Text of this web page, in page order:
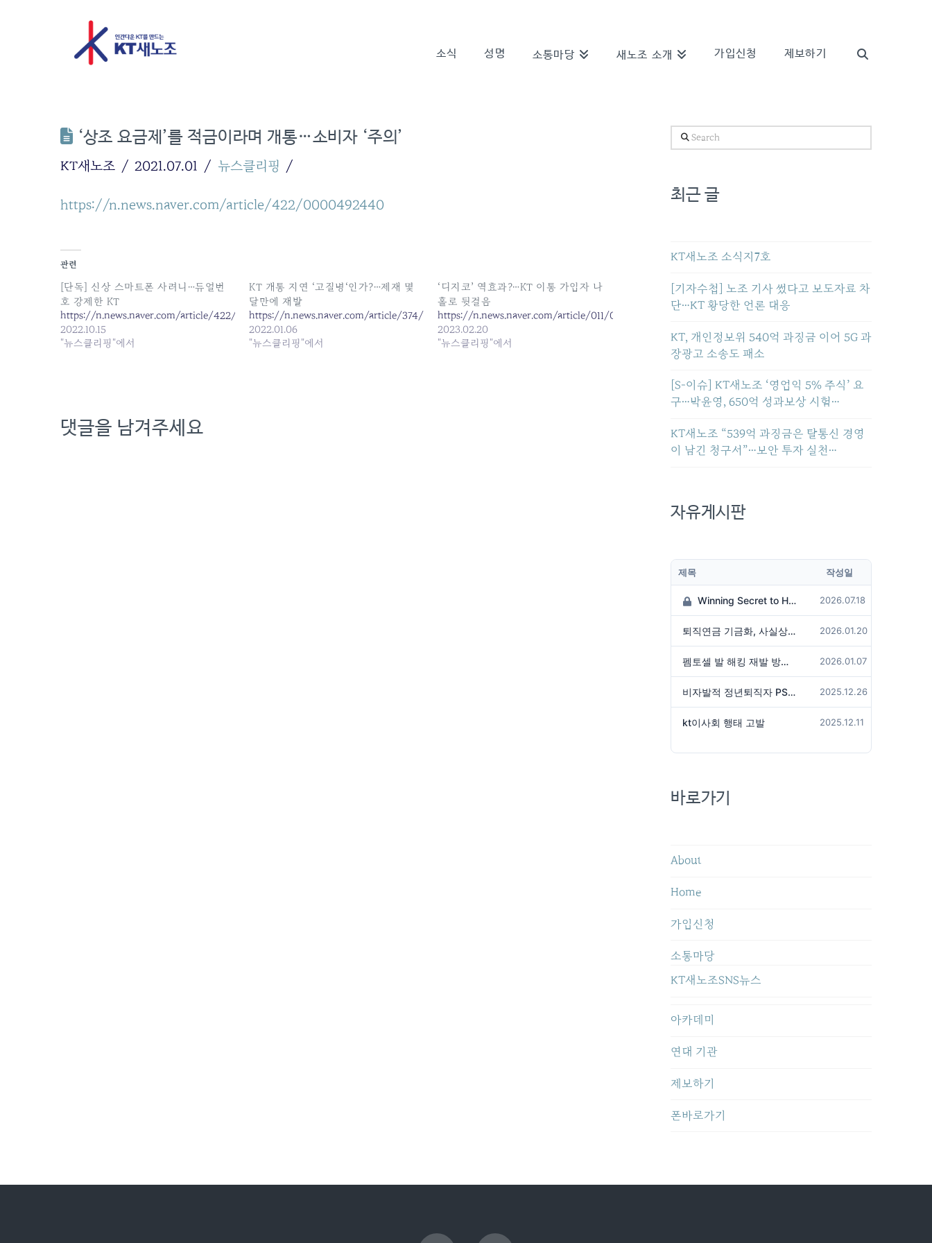
소식 성명 소통마당 새노조 소개 가입신청 제보하기
‘상조 요금제’를 적금이라며 개통…소비자 ‘주의’
KT새노조 2021.07.01 뉴스클리핑
https://n.news.naver.com/article/422/0000492440
관련
[단독] 신상 스마트폰 사려니…듀얼번
호 강제한 KT
https://n.news.naver.com/article/422/0000565203
2022.10.15
"뉴스클리핑"에서
KT 개통 지연 ‘고질병‘인가?…제재 몇
달만에 재발
https://n.news.naver.com/article/374/0000270617
2022.01.06
"뉴스클리핑"에서
‘디지코’ 역효과?…KT 이통 가입자 나
홀로 뒷걸음
https://n.news.naver.com/article/011/0004158167
2023.02.20
"뉴스클리핑"에서
댓글을 남겨주세요
Search
최근 글
KT새노조 소식지7호
[기자수첩] 노조 기사 썼다고 보도자료 차
단…KT 황당한 언론 대응
KT, 개인정보위 540억 과징금 이어 5G 과
장광고 소송도 패소
[S-이슈] KT새노조 ‘영업익 5% 주식’ 요
구…박윤영, 650억 성과보상 시험…
KT새노조 “539억 과징금은 탈통신 경영
이 남긴 청구서”…보안 투자 실천…
자유게시판
제목 작성일
Winning Secret to Hit the Jackpot! 2026.07.18
퇴직연금 기금화, 사실상 국가가 관리하겠다는 것인가? 2026.01.20
펨토셀 발 해킹 재발 방지 위해서는 2026.01.07
비자발적 정년퇴직자 PS성과급 미지급은 임금체불 아닌가? 2025.12.26
kt이사회 행태 고발 2025.12.11
바로가기
About
Home
가입신청
소통마당
KT새노조SNS뉴스
아카데미
연대 기관
제보하기
폰바로가기